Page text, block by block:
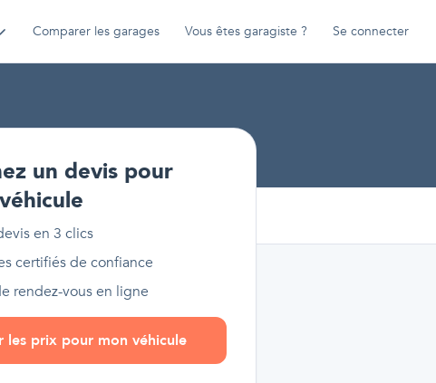
Comparer les garages Vous êtes garagiste ? Se connecter
un devis pour
en 3 clics
certifiés de confiance
rendez-vous en ligne
les prix pour mon véhicule